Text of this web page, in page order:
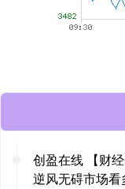
创盈在线 【财
逆风无碍市场看